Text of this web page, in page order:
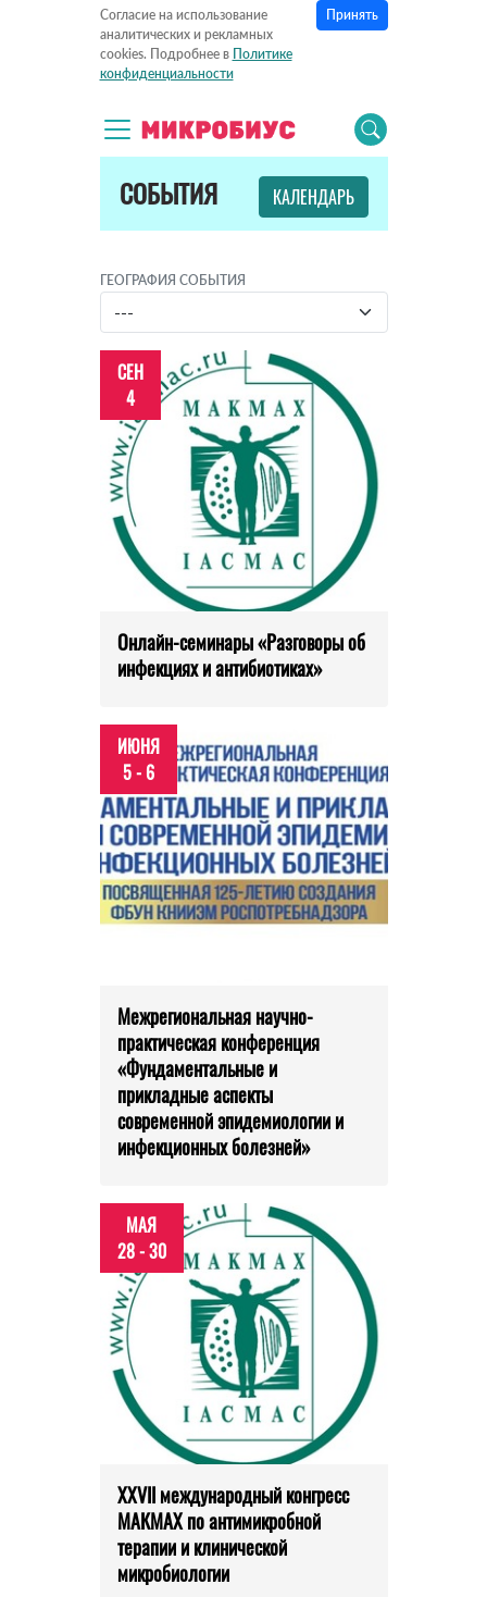
Согласие на использование
аналитических и рекламных
cookies. Подробнее в Политике
конфиденциальности
Принять
СОБЫТИЯ КАЛЕНДАРЬ
ГЕОГРАФИЯ СОБЫТИЯ
СЕН
4
Онлайн-семинары «Разговоры об
инфекциях и антибиотиках»
ИЮНЯ
5 - 6
Межрегиональная научно-
практическая конференция
«Фундаментальные и
прикладные аспекты
современной эпидемиологии и
инфекционных болезней»
МАЯ
28 - 30
XXVII международный конгресс
МАКМАХ по антимикробной
терапии и клинической
микробиологии